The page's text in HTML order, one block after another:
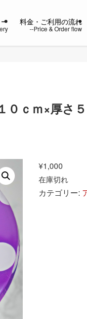
料金・ご利用の流れ
ｃｍ×厚さ５
¥1,000
在庫切れ
カテゴリー: